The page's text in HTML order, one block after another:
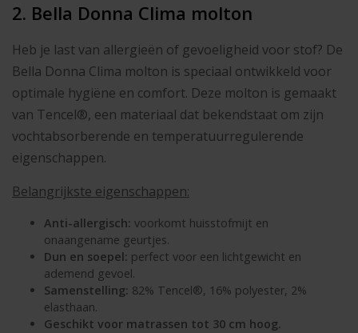
2. Bella Donna Clima molton
Heb je last van allergieën of gevoeligheid voor stof? De
Bella Donna Clima molton is speciaal ontwikkeld voor
optimale hygiëne en comfort. Deze molton is gemaakt
van Tencel®, een materiaal dat bekendstaat om zijn
vochtabsorberende en temperatuurregulerende
eigenschappen.
Belangrijkste eigenschappen:
Anti-allergisch: voorkomt huisstofmijt en
onaangename geurtjes.
Dun en soepel: perfect voor een lichtgewicht en
ademend gevoel.
Samenstelling: 82% Tencel®, 16% polyester, 2%
elasthaan.
Geschikt voor matrassen tot 30 cm hoog.